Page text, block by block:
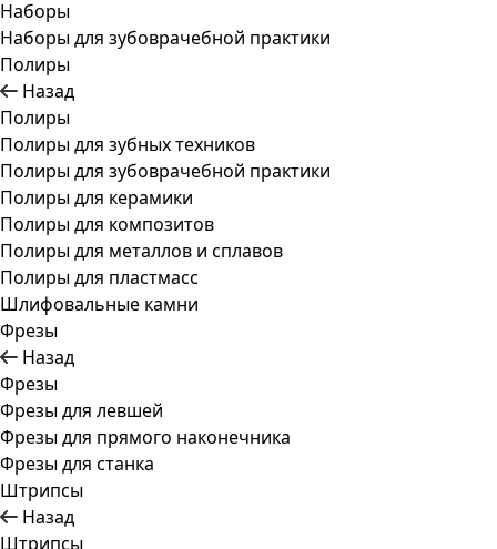
Наборы
Наборы для зубоврачебной практики
Полиры
Назад
Полиры
Полиры для зубных техников
Полиры для зубоврачебной практики
Полиры для керамики
Полиры для композитов
Полиры для металлов и сплавов
Полиры для пластмасс
Шлифовальные камни
Фрезы
Назад
Фрезы
Фрезы для левшей
Фрезы для прямого наконечника
Фрезы для станка
Штрипсы
Назад
Штрипсы